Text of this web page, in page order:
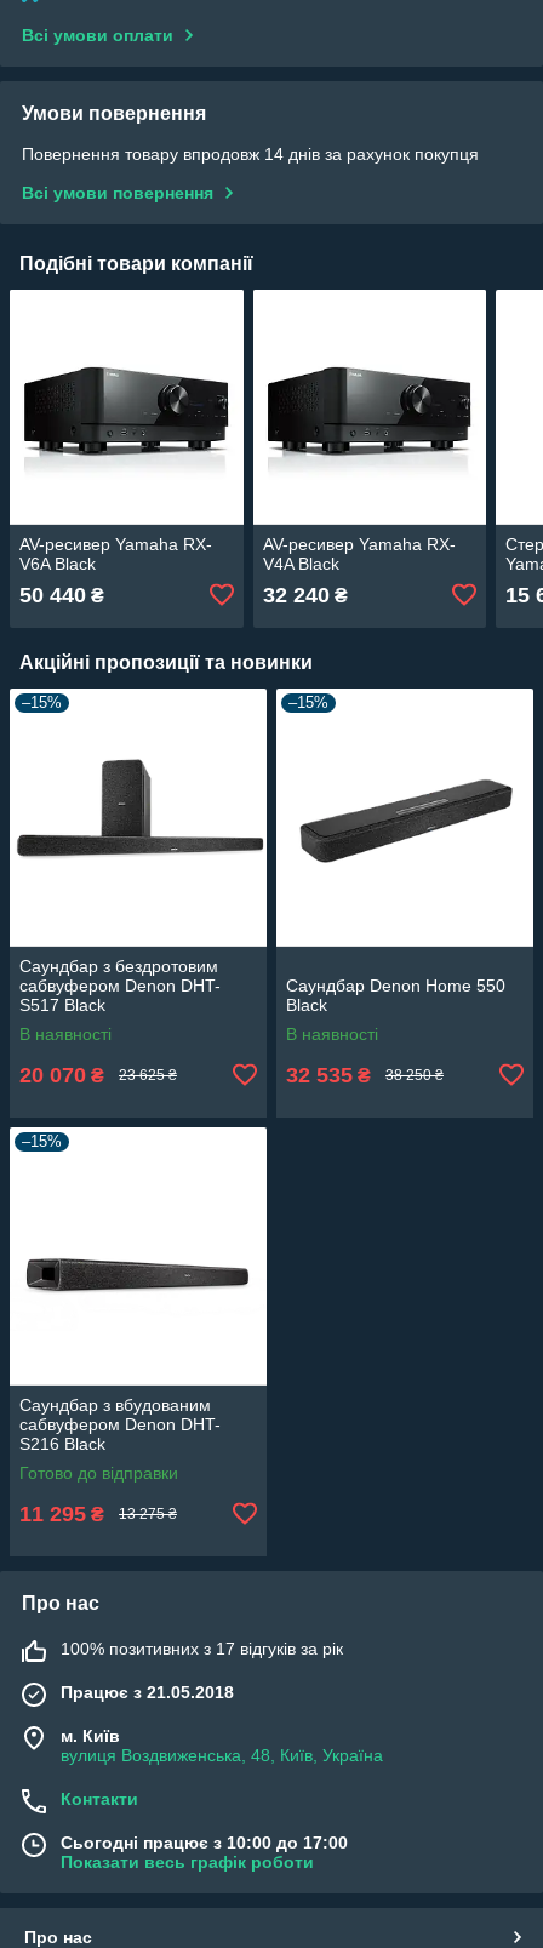
Всі умови оплати
Умови повернення
Повернення товару впродовж 14 днів за рахунок покупця
Всі умови повернення
Подібні товари компанії
AV-ресивер Yamaha RX-
V6A Black
50 440 ₴
AV-ресивер Yamaha RX-
V4A Black
32 240₴ 15
Акційні пропозиції та новинки
–15%
Саундбар з бездротовим
сабвуфером Denon DHT-
S517 Black
В наявності
20 070 ₴ 23 625 ₴
–15%
Саундбар Denon Home 550
Black
В наявності
32 535 ₴ 38 250 ₴
–15%
Саундбар з вбудованим
сабвуфером Denon DHT-
S216 Black
Готово до відправки
11 295 ₴ 13 275 ₴
Про нас
100% позитивних з 17 відгуків за рік
Працює з 21.05.2018
м. Київ
вулиця Воздвиженська, 48, Київ, Україна
Контакти
Сьогодні працює з 10:00 до 17:00
Показати весь графік роботи
Про нас